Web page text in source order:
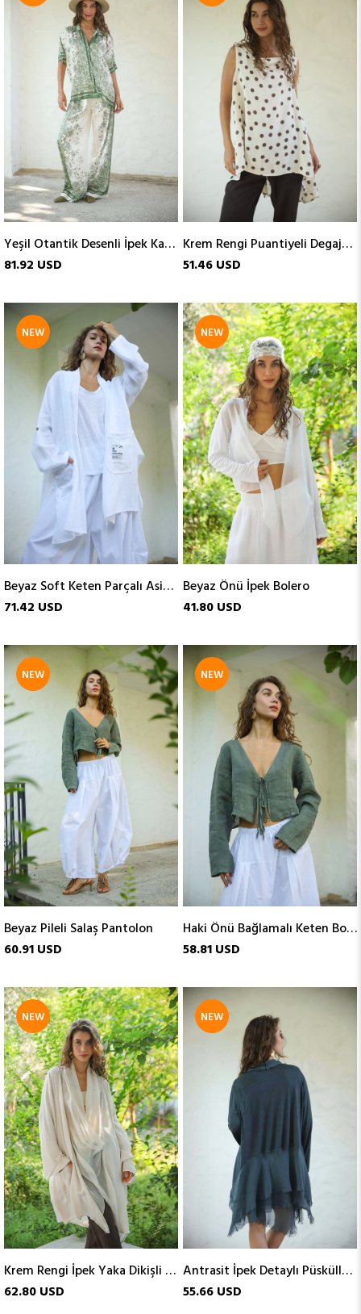
Yeşil Otantik Desenli İpek Karışımlı Takım
81.92 USD
Krem Rengi Puantiyeli Degaje Yaka Tunik
51.46 USD
Beyaz Soft Keten Parçalı Asimetrik Kaftan
71.42 USD
NEW
ITEM
Beyaz Önü İpek Bolero
41.80 USD
NEW
ITEM
Beyaz Pileli Salaş Pantolon
60.91 USD
NEW
ITEM
Haki Önü Bağlamalı Keten Bolero
58.81 USD
NEW
ITEM
Krem Rengi İpek Yaka Dikişli Judith Tunik
62.80 USD
NEW
ITEM
Antrasit İpek Detaylı Püsküllü Hırka
55.66 USD
NEW